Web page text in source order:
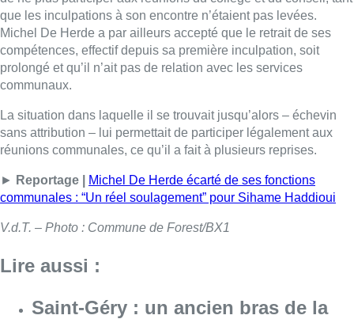
que les inculpations à son encontre n’étaient pas levées.
Michel De Herde a par ailleurs accepté que le retrait de ses
compétences, effectif depuis sa première inculpation, soit
prolongé et qu’il n’ait pas de relation avec les services
communaux.
La situation dans laquelle il se trouvait jusqu’alors – échevin
sans attribution – lui permettait de participer légalement aux
réunions communales, ce qu’il a fait à plusieurs reprises.
► Reportage |
Michel De Herde écarté de ses fonctions
communales : “Un réel soulagement” pour Sihame Haddioui
V.d.T. – Photo : Commune de Forest/BX1
Lire aussi :
Saint-Géry : un ancien bras de la